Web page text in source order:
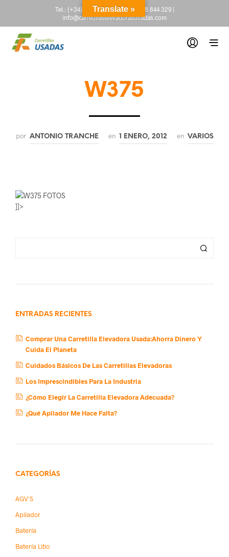
Tel.: (+34) 665 845 222-(+34) 918 844 329|
info@carretillaselevadorasusadas.com
W375
por ANTONIO TRANCHE en 1 ENERO, 2012 en VARIOS
]]>
ENTRADAS RECIENTES
Comprar Una Carretilla Elevadora Usada:Ahorra Dinero Y
Cuida El Planeta
Cuidados Básicos De Las Carretillas Elevadoras
Los Imprescindibles Para La Industria
¿Cómo Elegir La Carretilla Elevadora Adecuada?
¿Qué Apilador Me Hace Falta?
CATEGORÍAS
AGV´s
Apilador
Batería
Batería Litio
Translate »